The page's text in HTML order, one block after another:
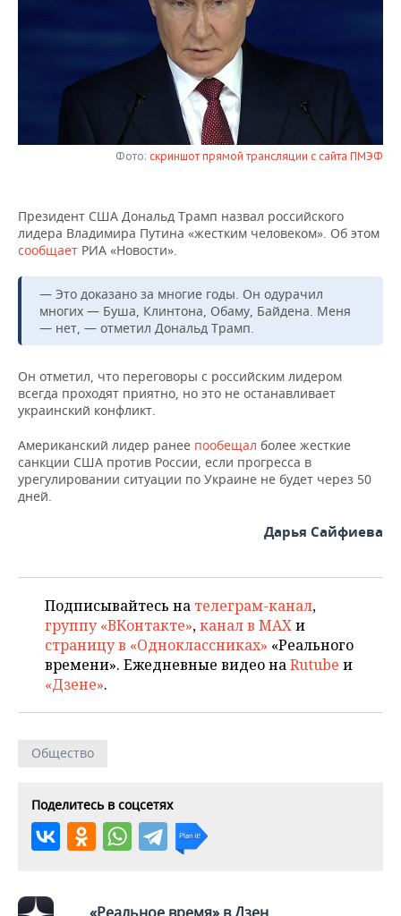
РОЗНИЧНАЯ ТОРГОВЛЯ
ТРАНСПОРТ
УСЛУГИ
НОВОСТИ ТЕХНОЛОГИЙ
МЕДИА
ТЕЛЕКОММУНИКАЦИИ
МЕРОПРИЯТИЯ
НОВОСТИ МЕРОПРИЯТИЙ
ВЫЕЗДНАЯ РЕДАКЦИЯ
БИЗНЕС-БРАНЧИ
ОТКРЫТАЯ ЛЕКЦИЯ
НОВОСТИ СПОРТА
БАСКЕТБОЛ
ВОЛЕЙБОЛ
КИБЕРСПОРТ
ВОДНЫЕ ВИДЫ СПОРТА
ХОККЕЙ С МЯЧОМ
ОБЩЕСТВО
НОВОСТИ ОБЩЕСТВА
ИНФРАСТРУКТУРА
ИСТОРИЯ
КУЛЬТУРА
ОБРАЗОВАНИЕ
ПРОИСШЕСТВИЯ
ФОТОГАЛЕРЕЯ
СПРАВОЧНИК
СПИСОК ПЕРСОН
СПИСОК КОМПАНИЙ
ПОЛНАЯ ВЕРСИЯ
Фото: скриншот прямой трансляции с сайта ПМЭФ
Президент США Дональд Трамп назвал российского
лидера Владимира Путина «жестким человеком». Об этом
сообщает РИА «Новости».
— Это доказано за многие годы. Он одурачил
многих — Буша, Клинтона, Обаму, Байдена. Меня
— нет, — отметил Дональд Трамп.
Он отметил, что переговоры с российским лидером
всегда проходят приятно, но это не останавливает
украинский конфликт.
Американский лидер ранее пообещал более жесткие
санкции США против России, если прогресса в
урегулировании ситуации по Украине не будет через 50
дней.
Дарья Сайфиева
Подписывайтесь на телеграм-канал,
группу «ВКонтакте»,канал в MAXи
страницу в «Одноклассниках» «Реального
времени». Ежедневные видео наRutube и
«Дзене».
Общество
Поделитесь в соцсетях